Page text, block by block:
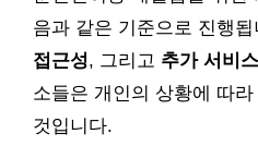
음과 같은 기준으로 진행됩
접근성, 그리고 추가 서비스
소들은 개인의 상황에 따
것입니다.